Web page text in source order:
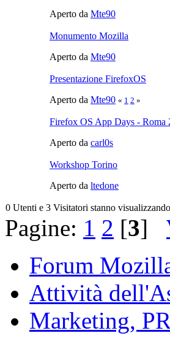
Aperto da Mte90
Monumento Mozilla
Aperto da Mte90
Presentazione FirefoxOS
Aperto da Mte90 « 1 2 »
Firefox OS App Days - Roma
Aperto da carl0s
Workshop Torino
Aperto da ltedone
0 Utenti e 3 Visitatori stanno
Pagine: 1 2 [3]
Forum
Attività
Marketing,